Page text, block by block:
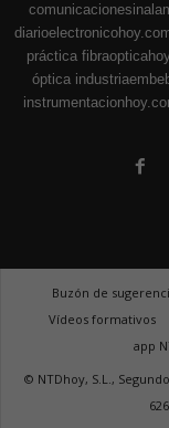
práctica
óptica
Buzón de
Vídeos formativos
app
© NTDhoy, S.L.,